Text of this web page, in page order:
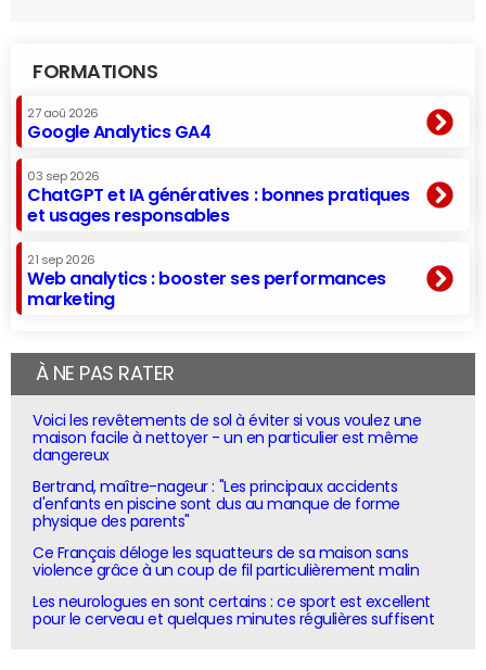
FORMATIONS
27 aoû 2026
Google Analytics GA4
03 sep 2026
ChatGPT et IA génératives : bonnes pratiques
et usages responsables
21 sep 2026
Web analytics : booster ses performances
marketing
À NE PAS RATER
Voici les revêtements de sol à éviter si vous voulez une
maison facile à nettoyer - un en particulier est même
dangereux
Bertrand, maître-nageur : "Les principaux accidents
d'enfants en piscine sont dus au manque de forme
physique des parents"
Ce Français déloge les squatteurs de sa maison sans
violence grâce à un coup de fil particulièrement malin
Les neurologues en sont certains : ce sport est excellent
pour le cerveau et quelques minutes régulières suffisent